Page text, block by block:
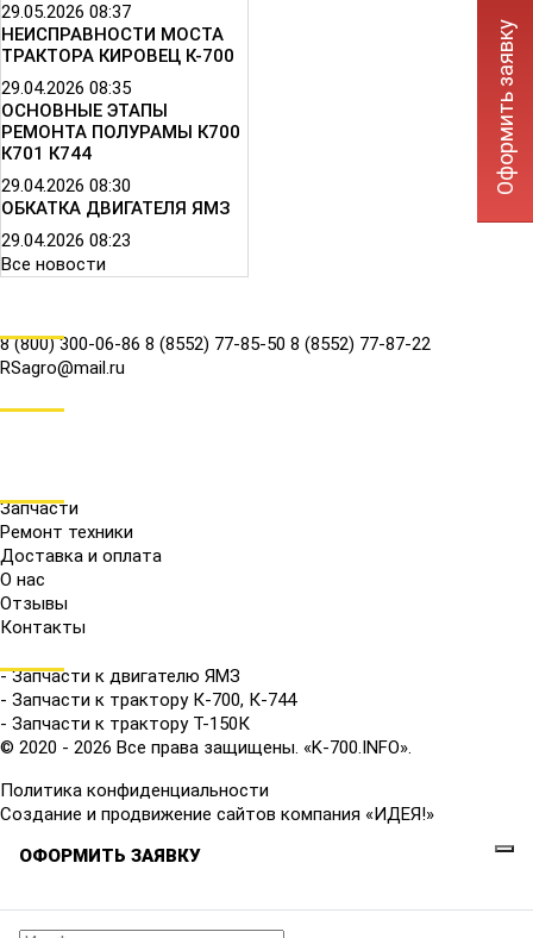
29.05.2026 08:37
НЕИСПРАВНОСТИ МОСТА
ТРАКТОРА КИРОВЕЦ К-700
29.04.2026 08:35
ОСНОВНЫЕ ЭТАПЫ
РЕМОНТА ПОЛУРАМЫ К700
К701 К744
29.04.2026 08:30
ОБКАТКА ДВИГАТЕЛЯ ЯМЗ
29.04.2026 08:23
Все новости
8 (800) 300-06-86 8 (8552) 77-85-50 8 (8552) 77-87-22
RSagro@mail.ru
Запчасти
Ремонт техники
Доставка и оплата
О нас
Отзывы
Контакты
- Запчасти к двигателю ЯМЗ
- Запчасти к трактору К-700, К-744
- Запчасти к трактору Т-150К
© 2020 - 2026 Все права защищены. «K-700.INFO».
Политика конфиденциальности
Создание и продвижение сайтов компания «ИДЕЯ!»
Оформить заявку
ОФОРМИТЬ ЗАЯВКУ